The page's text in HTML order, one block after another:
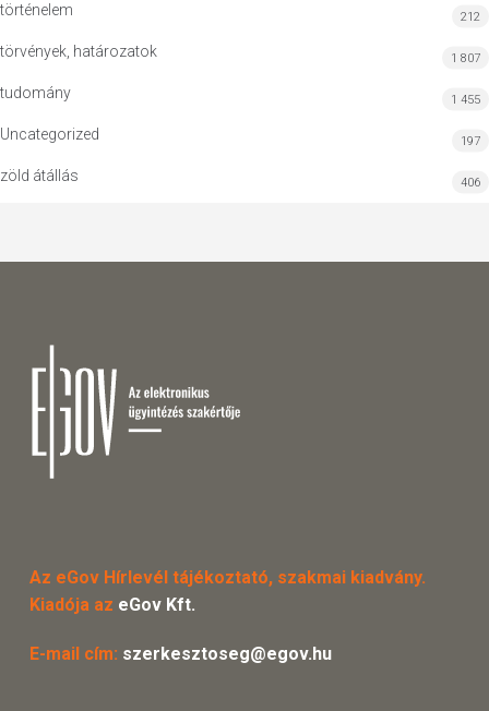
történelem 212
törvények, határozatok 1 807
tudomány 1 455
Uncategorized 197
zöld átállás 406
Az eGov Hírlevél tájékoztató, szakmai kiadvány.
Kiadója az eGov Kft.
E-mail cím: szerkesztoseg@egov.hu